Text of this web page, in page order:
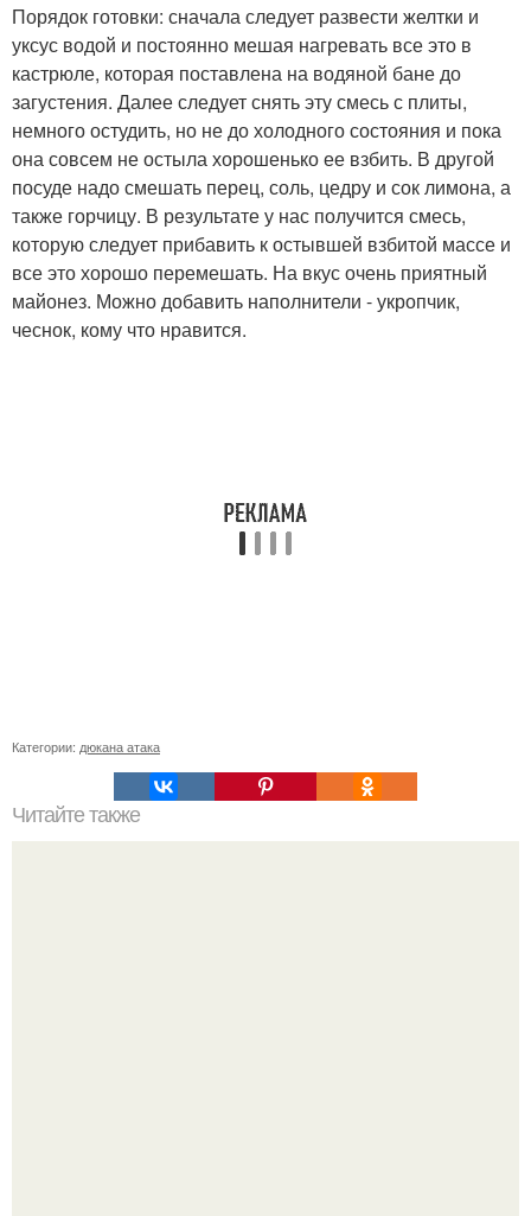
Порядок готовки: сначала следует развести желтки и
уксус водой и постоянно мешая нагревать все это в
кастрюле, которая поставлена на водяной бане до
загустения. Далее следует снять эту смесь с плиты,
немного остудить, но не до холодного состояния и пока
она совсем не остыла хорошенько ее взбить. В другой
посуде надо смешать перец, соль, цедру и сок лимона, а
также горчицу. В результате у нас получится смесь,
которую следует прибавить к остывшей взбитой массе и
все это хорошо перемешать. На вкус очень приятный
майонез. Можно добавить наполнители - укропчик,
чеснок, кому что нравится.
Категории: дюкана атака
Читайте также